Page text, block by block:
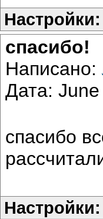
Настройки:
спасибо!
Написано:
Дата:
спасибо
Настройки: